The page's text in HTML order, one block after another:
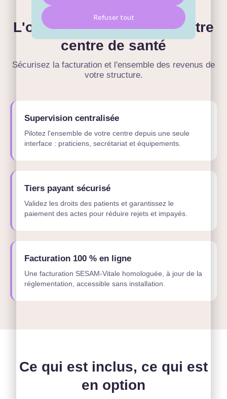
Refuser tout
L'offre clé en main pour votre
centre de santé
Sécurisez la facturation et l'ensemble des revenus de
votre structure.
Supervision centralisée
Pilotez l'ensemble de votre centre depuis une seule
interface : praticiens, secrétariat et équipements.
Tiers payant sécurisé
Validez les droits des patients et garantissez le
paiement des actes pour réduire rejets et impayés.
Facturation 100 % en ligne
Une facturation SESAM-Vitale homologuée, à jour de la
réglementation, accessible sans installation.
Ce qui est inclus, ce qui est
en option